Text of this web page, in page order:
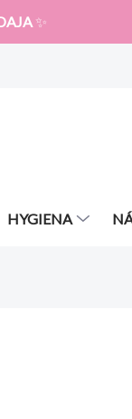
✨
HYGIENA